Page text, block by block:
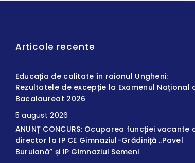
Articole recente
Educația de calitate în raionul Ungheni:
Rezultatele de excepție la Examenul Național
Bacalaureat 2026
5 august 2026
ANUNȚ CONCURS: Ocuparea funcției vacante
director la IP CE Gimnaziul-Grădiniță „Pavel
Buruiană” și IP Gimnaziul Semeni